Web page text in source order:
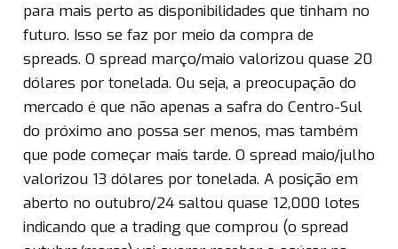
para mais perto as disponibilidades que tinham no
futuro. Isso se faz por meio da compra de
spreads. O spread março/maio valorizou quase 20
dólares por tonelada. Ou seja, a preocupação do
mercado é que não apenas a safra do Centro-Sul
do próximo ano possa ser menos, mas também
que pode começar mais tarde. O spread maio/julho
valorizou 13 dólares por tonelada. A posição em
aberto no outubro/24 saltou quase 12,000 lotes
indicando que a trading que comprou (o spread